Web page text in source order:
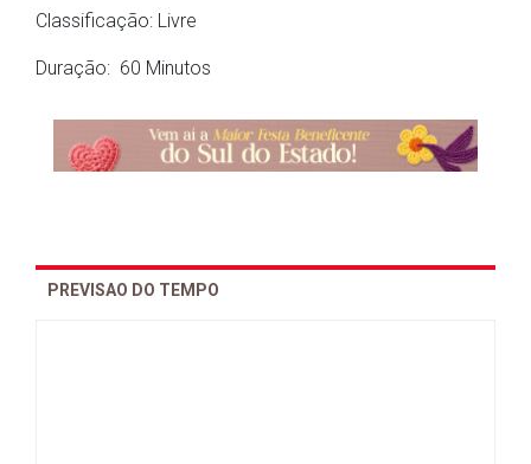
Classificação: Livre
Duração: 60 Minutos
PREVISAO DO TEMPO